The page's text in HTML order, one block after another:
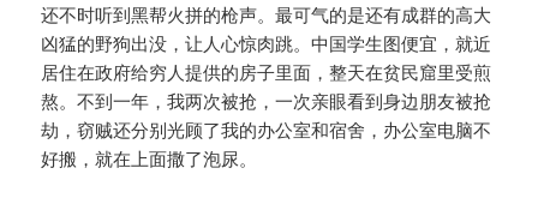
还不时听到黑帮火拼的枪声。最可气的是还有成群的高大
凶猛的野狗出没，让人心惊肉跳。中国学生图便宜，就近
居住在政府给穷人提供的房子里面，整天在贫民窟里受煎
熬。不到一年，我两次被抢，一次亲眼看到身边朋友被抢
劫，窃贼还分别光顾了我的办公室和宿舍，办公室电脑不
好搬，就在上面撒了泡尿。